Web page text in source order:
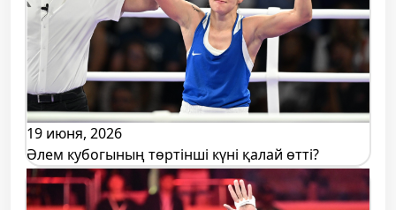
19 июня, 2026
Әлем кубогының төртінші күні қалай өтті?